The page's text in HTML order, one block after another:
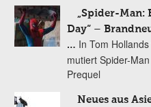
„Spider-Man:
Day“ –
… In Tom
mutiert Spider-
Prequel
Neues aus